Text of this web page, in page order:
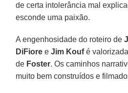
de certa intolerância mal
esconde uma paixão.
A engenhosidade do roteiro de
DiFiore eJim Koufé
de Foster. Os caminhos
muito bem construídos e